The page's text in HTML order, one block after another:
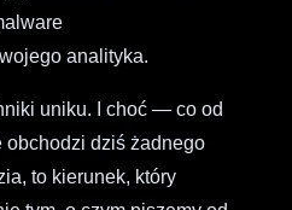
analityka.
uniku. I choć — co od
dziś żadnego
to kierunek, który